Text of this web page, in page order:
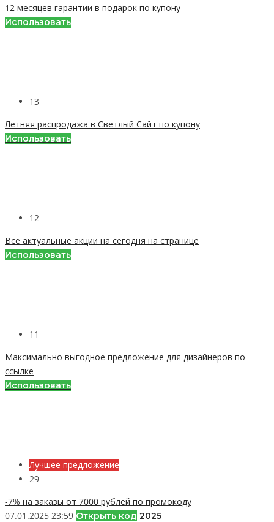
12 месяцев гарантии в подарок по купону
Использовать
13
Летняя распродажа в Светлый Сайт по купону
Использовать
12
Все актуальные акции на сегодня на странице
Использовать
11
Максимально выгодное предложение для дизайнеров по
ссылке
Использовать
Лучшее предложение
29
-7% на заказы от 7000 рублей по промокоду
07.01.2025 23:59 Открыть код 2025